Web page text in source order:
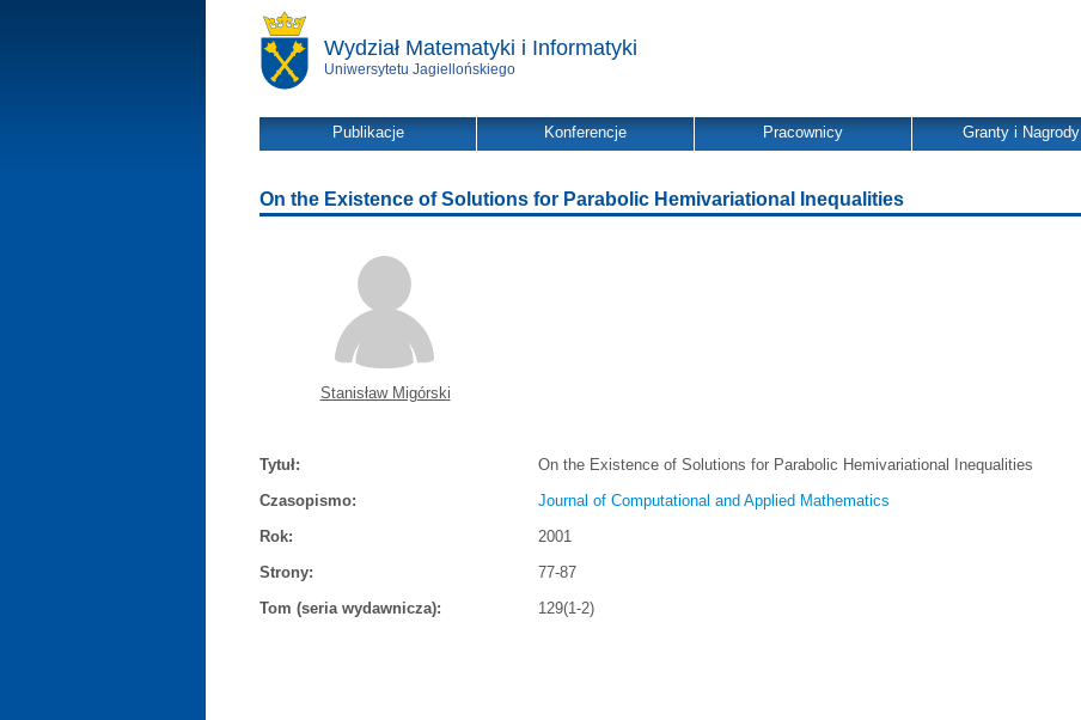
Wydział Matematyki i Informatyki
Uniwersytetu Jagiellońskiego
Publikacje Konferencje Pracownicy Granty i Nagrody
On the Existence of Solutions for Parabolic Hemivariational Inequalities
Stanisław Migórski
Tytuł:
On the Existence of Solutions for Parabolic Hemivariational Inequalities
Czasopismo:
Journal of Computational and Applied Mathematics
Rok:
2001
Strony:
77-87
Tom (seria wydawnicza):
129(1-2)